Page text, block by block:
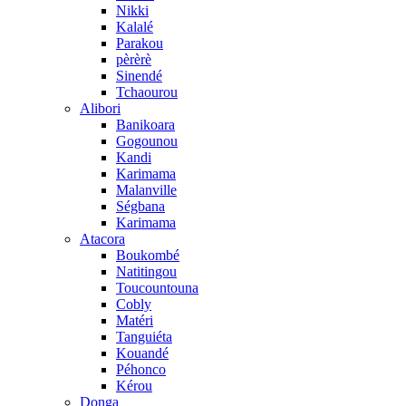
Nikki
Kalalé
Parakou
pèrèrè
Sinendé
Tchaourou
Alibori
Banikoara
Gogounou
Kandi
Karimama
Malanville
Ségbana
Karimama
Atacora
Boukombé
Natitingou
Toucountouna
Cobly
Matéri
Tanguiéta
Kouandé
Péhonco
Kérou
Donga